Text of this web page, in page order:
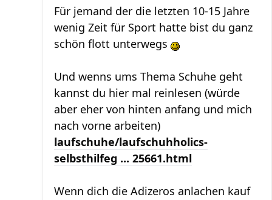
Für jemand der die letzten 10-15 Jahre
wenig Zeit für Sport hatte bist du ganz
schön flott unterwegs
Und wenns ums Thema Schuhe geht
kannst du hier mal reinlesen (würde
aber eher von hinten anfang und mich
nach vorne arbeiten)
laufschuhe/laufschuhholics-
selbsthilfeg ... 25661.html
Wenn dich die Adizeros anlachen kauf